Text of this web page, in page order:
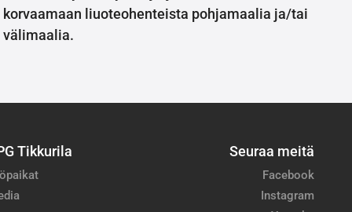
korvaamaan liuoteohenteista pohjamaalia ja/tai
välimaalia.
Tikkurila Seuraa meitä
Facebook
Instagram